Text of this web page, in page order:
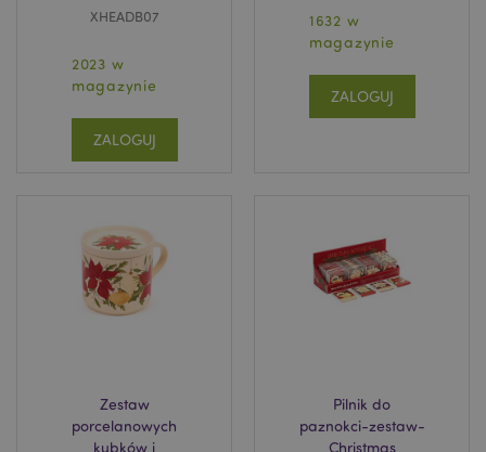
XHEADB07
2023 w
magazynie
ZALOGUJ
1632 w
magazynie
ZALOGUJ
Zestaw
porcelanowych
kubków i
Pilnik do
paznokci-zestaw-
Christmas
section_data_ids
www.puckator.pl
product_data_storage
Adobe Inc.